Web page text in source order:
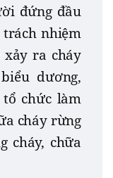
đứng đầu
nhiệm
xảy ra cháy
dương,
chức làm
cháy rừng
cháy, chữa